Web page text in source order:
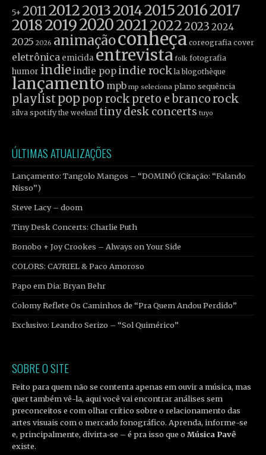
5+ 2011201220132014201520162017
201820192020202120222023 2024
2025 2026 animaçãoconheça coreografia cover
eletrônica emicida entrevista folk fotografia
humor indieindie pop indie rock la blogothèque
lançamento mpb mp seleciona plano sequência
playlist poppop rock preto e branco rock
silva spotify the weeknd tiny desk concerts tuyo
ÚLTIMAS ATUALIZAÇÕES
Lançamento: Tangolo Mangos – “DOMINÓ (Citação: “Falando
Nisso”)
Steve Lacy – doom
Tiny Desk Concerts: Charlie Puth
Bonobo + Joy Crookes – Always on Your Side
COLORS: CA7RIEL & Paco Amoroso
Papo em Dia: Bryan Behr
Colomy Reflete Os Caminhos de “Pra Quem Andou Perdido”
Exclusivo: Leandro Serizo – “Sol Quimérico”
SOBRE O SITE
Feito para quem não se contenta apenas em ouvir a música, mas
quer também vê-la, aqui você vai encontrar análises sem
preconceitos e com olhar crítico sobre o relacionamento das
artes visuais com o mercado fonográfico. Aprenda, informe-se
e, principalmente, divirta-se – é pra isso que oMúsica Pavê
existe.